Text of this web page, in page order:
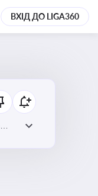
ВХІД ДО LIGA360